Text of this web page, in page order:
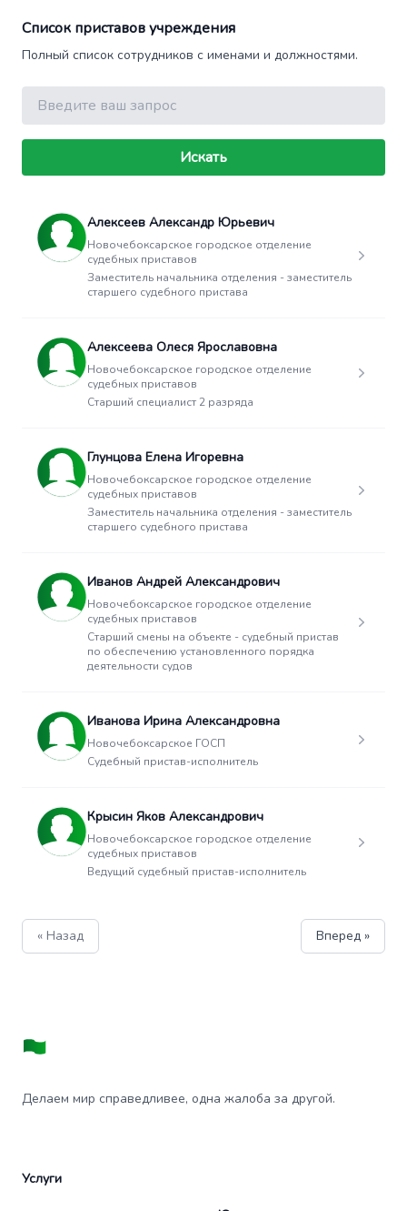
Список приставов учреждения
Полный список сотрудников с именами и должностями.
Поиск
Искать
Алексеев Александр Юрьевич
Новочебоксарское городское отделение
судебных приставов
Заместитель начальника отделения - заместитель
старшего судебного пристава
Алексеева Олеся Ярославовна
Новочебоксарское городское отделение
судебных приставов
Старший специалист 2 разряда
Глунцова Елена Игоревна
Новочебоксарское городское отделение
судебных приставов
Заместитель начальника отделения - заместитель
старшего судебного пристава
Иванов Андрей Александрович
Новочебоксарское городское отделение
судебных приставов
Старший смены на объекте - судебный пристав
по обеспечению установленного порядка
деятельности судов
Иванова Ирина Александровна
Новочебоксарское ГОСП
Судебный пристав-исполнитель
Крысин Яков Александрович
Новочебоксарское городское отделение
судебных приставов
Ведущий судебный пристав-исполнитель
« Назад Вперед »
Делаем мир справедливее, одна жалоба за другой.
Услуги